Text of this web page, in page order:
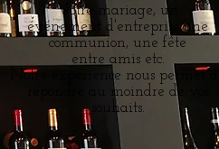
Votre mariage, un
événement d'entreprise,une
communion, une fête
entre amis etc.
Notre expérience nous permet de
répondre au moindre de vos
souhaits.